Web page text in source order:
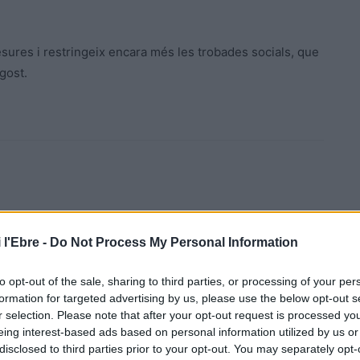
l'Ebre - Do Not Process My Personal Information
opt-out of the sale, sharing to third parties, or processing of your
for targeted advertising by us, please use the below opt-out
selection. Please note that after your opt-out request is processed
interest-based ads based on personal information utilized by us
to third parties prior to your opt-out. You may separately
i restringeix encara més les trobades socials, que
L’educació especial arrenca amb reptes afegits el nou
curs i cap pla específic